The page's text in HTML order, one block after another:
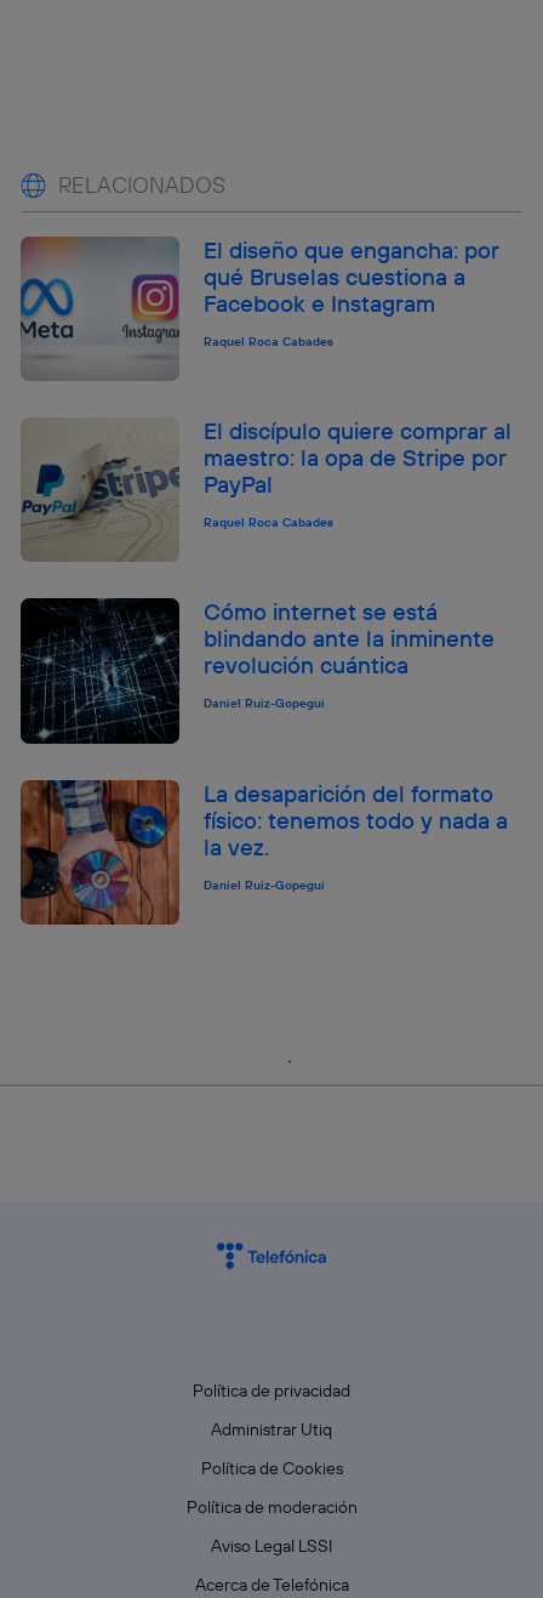
RELACIONADOS
El diseño que engancha: por
qué Bruselas cuestiona a
Facebook e Instagram
Raquel Roca Cabades
El discípulo quiere comprar al
maestro: la opa de Stripe por
PayPal
Raquel Roca Cabades
Cómo internet se está
blindando ante la inminente
revolución cuántica
Daniel Ruiz-Gopegui
La desaparición del formato
físico: tenemos todo y nada a
la vez.
Daniel Ruiz-Gopegui
Política de privacidad
Administrar Utiq
Política de Cookies
Política de moderación
Aviso Legal LSSI
Acerca de Telefónica